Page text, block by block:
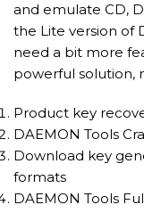
and emulate CD,
the Lite version of
need a bit more
powerful solution,
Product key
DAEMON Tools
Download key
formats
DAEMON Tools